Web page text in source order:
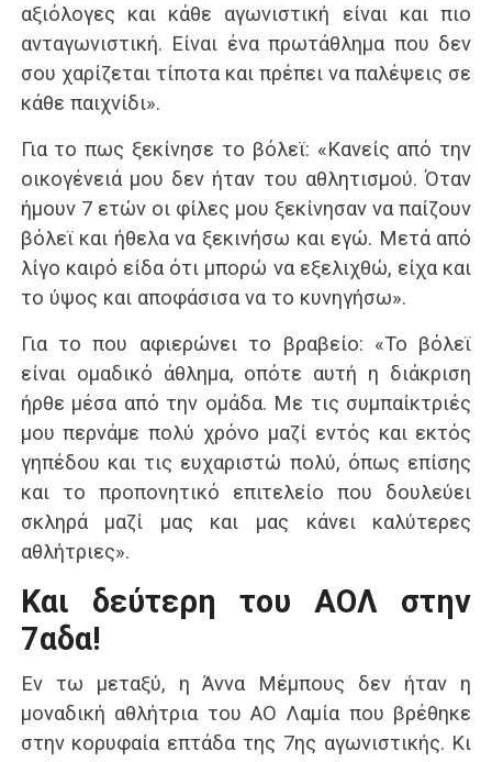
αξιόλογες και κάθε αγωνιστική είναι και πιο
ανταγωνιστική. Είναι ένα πρωτάθλημα που δεν
σου χαρίζεται τίποτα και πρέπει να παλέψεις σε
κάθε παιχνίδι».
Για το πως ξεκίνησε το βόλεϊ: «Κανείς από την
οικογένειά μου δεν ήταν του αθλητισμού. Όταν
ήμουν 7 ετών οι φίλες μου ξεκίνησαν να παίζουν
βόλεϊ και ήθελα να ξεκινήσω και εγώ. Μετά από
λίγο καιρό είδα ότι μπορώ να εξελιχθώ, είχα και
το ύψος και αποφάσισα να το κυνηγήσω».
Για το που αφιερώνει το βραβείο: «Το βόλεϊ
είναι ομαδικό άθλημα, οπότε αυτή η διάκριση
ήρθε μέσα από την ομάδα. Με τις συμπαίκτριές
μου περνάμε πολύ χρόνο μαζί εντός και εκτός
γηπέδου και τις ευχαριστώ πολύ, όπως επίσης
και το προπονητικό επιτελείο που δουλεύει
σκληρά μαζί μας και μας κάνει καλύτερες
αθλήτριες».
Και δεύτερη του ΑΟΛ στην
7αδα!
Εν τω μεταξύ, η Άννα Μέμπους δεν ήταν η
μοναδική αθλήτρια του ΑΟ Λαμία που βρέθηκε
στην κορυφαία επτάδα της 7ης αγωνιστικής. Κι